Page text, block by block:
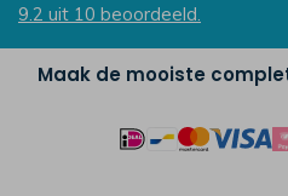
9.2 uit 10 beoordeeld.
Maak de mooiste